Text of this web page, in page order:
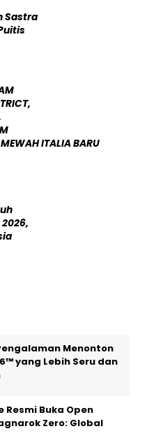
Sastra
ITALIA BARU
Menonton
yang Lebih Seru dan
Resmi Buka Open
Zero: Global